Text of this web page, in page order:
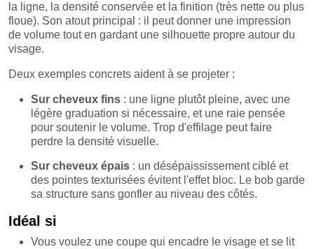
la ligne, la densité conservée et la finition (très nette ou plus
floue). Son atout principal : il peut donner une impression
de volume tout en gardant une silhouette propre autour du
visage.
Deux exemples concrets aident à se projeter :
Sur cheveux fins : une ligne plutôt pleine, avec une
légère graduation si nécessaire, et une raie pensée
pour soutenir le volume. Trop d'effilage peut faire
perdre la densité visuelle.
Sur cheveux épais : un désépaississement ciblé et
des pointes texturisées évitent l'effet bloc. Le bob garde
sa structure sans gonfler au niveau des côtés.
Idéal si
Vous voulez une coupe qui encadre le visage et se lit